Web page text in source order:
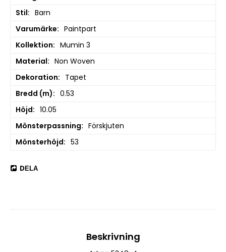
Stil
Barn
Varumärke
Paintpart
Kollektion
Mumin 3
Material
Non Woven
Dekoration
Tapet
Bredd (m)
0.53
Höjd
10.05
Mönsterpassning
Förskjuten
Mönsterhöjd
53
DELA
Beskrivning